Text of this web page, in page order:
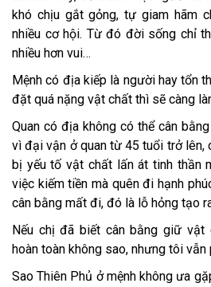
khó chịu gắt gỏng, tự giam hãm
nhiều cơ hội. Từ đó đời sống chỉ
nhiều hơn vui…
Mệnh có địa kiếp là người hay tổn
đặt quá nặng vật chất thì sẽ càng
Quan có địa không có thể cân
vì đại vận ở quan từ 45 tuổi trở lên,
bị yếu tố vật chất lấn át tinh thần
việc kiếm tiền mà quên đi hạnh
cân bằng mất đi, đó là lỗ hỏng tạo
Nếu chị đã biết cân bằng giữ
hoàn toàn không sao, nhưng tôi vẫn
Sao Thiên Phủ ở mệnh không ưa